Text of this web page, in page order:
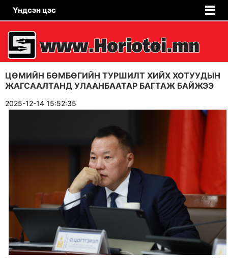
Үндсэн цэс
ЦӨМИЙН БӨМБӨГИЙН ТУРШИЛТ ХИЙХ ХОТУУДЫН
ЖАГСААЛТАНД УЛААНБААТАР БАГТАЖ БАЙЖЭЭ
2025-12-14 15:52:35